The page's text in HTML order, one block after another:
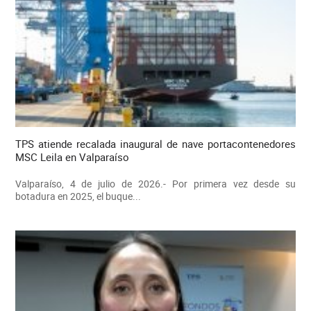
TPS atiende recalada inaugural de nave portacontenedores
MSC Leila en Valparaíso
Valparaíso, 4 de julio de 2026.- Por primera vez desde su
botadura en 2025, el buque...